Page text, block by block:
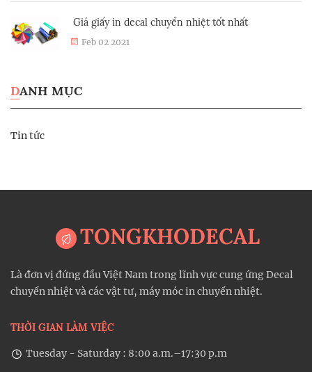
Giá giấy in decal chuyển nhiệt tốt nhất
Feb 02 2021
DANH MỤC
Tin tức
TONGKHODECAL
Là đơn vị đứng đầu Việt Nam trong lĩnh vực cung ứng Decal
chuyển nhiệt và các vật tư, máy móc in chuyển nhiệt.
THỜI GIAN LÀM VIỆC
Tuesday - Saturday : 8:00 a.m.–17:30 p.m